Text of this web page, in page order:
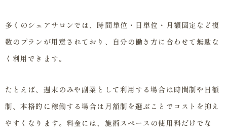
多くのシェアサロンでは、時間単位・日単位・月額固定など複
数のプランが用意されており、自分の働き方に合わせて無駄な
く利用できます。
たとえば、週末のみや副業として利用する場合は時間制や日額
制、本格的に稼働する場合は月額制を選ぶことでコストを抑え
やすくなります。料金には、施術スペースの使用料だけでな